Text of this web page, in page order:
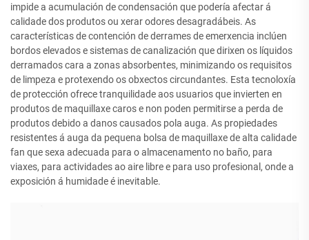
impide a acumulación de condensación que podería afectar á
calidade dos produtos ou xerar odores desagradábeis. As
características de contención de derrames de emerxencia inclúen
bordos elevados e sistemas de canalización que dirixen os líquidos
derramados cara a zonas absorbentes, minimizando os requisitos
de limpeza e protexendo os obxectos circundantes. Esta tecnoloxía
de protección ofrece tranquilidade aos usuarios que invierten en
produtos de maquillaxe caros e non poden permitirse a perda de
produtos debido a danos causados pola auga. As propiedades
resistentes á auga da pequena bolsa de maquillaxe de alta calidade
fan que sexa adecuada para o almacenamento no baño, para
viaxes, para actividades ao aire libre e para uso profesional, onde a
exposición á humidade é inevitable.